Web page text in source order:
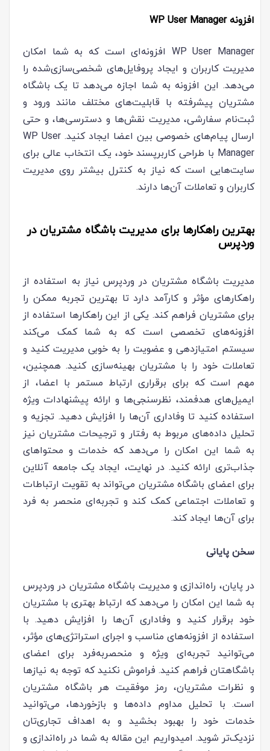
افزونه WP User Manager
WP User Manager افزونه‌ای است که به شما امکان
مدیریت کاربران و ایجاد پروفایل‌های شخصی‌سازی‌شده را
می‌دهد. این افزونه به شما اجازه می‌دهد تا یک باشگاه
مشتریان پیشرفته با قابلیت‌های مختلف مانند ورود و
ثبت‌نام سفارشی، مدیریت نقش‌ها و دسترسی‌ها، و حتی
ارسال پیام‌های خصوصی بین اعضا ایجاد کنید. WP User
Manager با طراحی کاربرپسند خود، یک انتخاب عالی برای
سایت‌هایی است که نیاز به کنترل بیشتر روی مدیریت
کاربران و تعاملات آن‌ها دارند.
بهترین راهکارها برای مدیریت باشگاه مشتریان در
وردپرس
مدیریت باشگاه مشتریان در وردپرس نیاز به استفاده از
راهکارهای مؤثر و کارآمد دارد تا بهترین تجربه ممکن را
برای مشتریان فراهم کند. یکی از این راهکارها استفاده از
افزونه‌های تخصصی است که به شما کمک می‌کند
سیستم امتیازدهی و عضویت را به خوبی مدیریت کنید و
تعاملات خود را با مشتریان بهینه‌سازی کنید. همچنین،
مهم است که برای برقراری ارتباط مستمر با اعضا، از
ایمیل‌های هدفمند، نظرسنجی‌ها و ارائه پیشنهادات ویژه
استفاده کنید تا وفاداری آن‌ها را افزایش دهید. تجزیه و
تحلیل داده‌های مربوط به رفتار و ترجیحات مشتریان نیز
به شما این امکان را می‌دهد که خدمات و محتواهای
جذاب‌تری ارائه کنید. در نهایت، ایجاد یک جامعه آنلاین
برای اعضای باشگاه مشتریان می‌تواند به تقویت ارتباطات
و تعاملات اجتماعی کمک کند و تجربه‌ای منحصر به فرد
برای آن‌ها ایجاد کند.
سخن پایانی
در پایان، راه‌اندازی و مدیریت باشگاه مشتریان در وردپرس
به شما این امکان را می‌دهد که ارتباط بهتری با مشتریان
خود برقرار کنید و وفاداری آن‌ها را افزایش دهید. با
استفاده از افزونه‌های مناسب و اجرای استراتژی‌های مؤثر،
می‌توانید تجربه‌ای ویژه و منحصربه‌فرد برای اعضای
باشگاهتان فراهم کنید. فراموش نکنید که توجه به نیازها
و نظرات مشتریان، رمز موفقیت هر باشگاه مشتریان
است. با تحلیل مداوم داده‌ها و بازخوردها، می‌توانید
خدمات خود را بهبود بخشید و به اهداف تجاری‌تان
نزدیک‌تر شوید. امیدواریم این مقاله به شما در راه‌اندازی و